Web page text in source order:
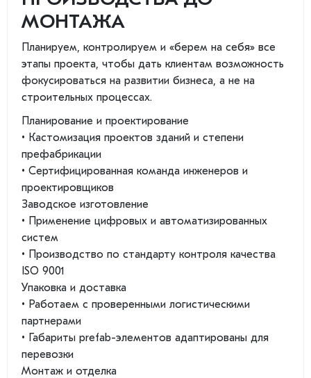
МОНТАЖА
Планируем, контролируем и «берем на себя» все
этапы проекта, чтобы дать клиентам возможность
фокусироваться на развитии бизнеса, а не на
строительных процессах.
Планирование и проектирование
• Кастомизация проектов зданий и степени
префабрикации
• Сертифицированная команда инженеров и
проектировщиков
Заводское изготовление
• Применение цифровых и автоматизированных
систем
• Производство по стандарту контроля качества
ISO 9001
Упаковка и доставка
• Работаем с проверенными логистическими
партнерами
• Габариты prefab-элементов адаптированы для
перевозки
Монтаж и отделка